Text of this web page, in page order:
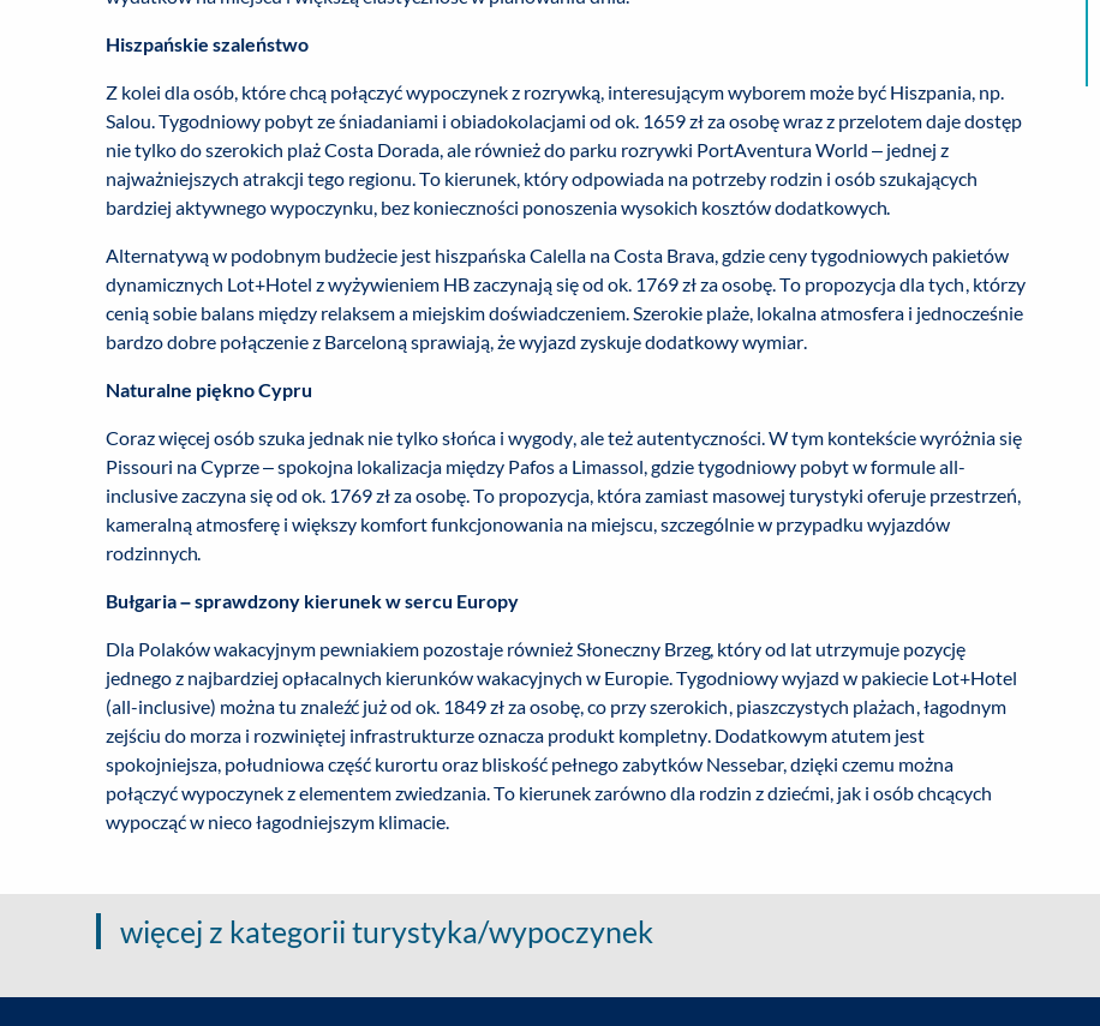
Hiszpańskie szaleństwo
Z kolei dla osób, które chcą połączyć wypoczynek z rozrywką, interesującym wyborem może być Hiszpania, np.
Salou. Tygodniowy pobyt ze śniadaniami i obiadokolacjami od ok. 1659 zł za osobę wraz z przelotem daje dostęp
nie tylko do szerokich plaż Costa Dorada, ale również do parku rozrywki PortAventura World – jednej z
najważniejszych atrakcji tego regionu. To kierunek, który odpowiada na potrzeby rodzin i osób szukających
bardziej aktywnego wypoczynku, bez konieczności ponoszenia wysokich kosztów dodatkowych.
Alternatywą w podobnym budżecie jest hiszpańska Calella na Costa Brava, gdzie ceny tygodniowych pakietów
dynamicznych Lot+Hotel z wyżywieniem HB zaczynają się od ok. 1769 zł za osobę. To propozycja dla tych, którzy
cenią sobie balans między relaksem a miejskim doświadczeniem. Szerokie plaże, lokalna atmosfera i jednocześnie
bardzo dobre połączenie z Barceloną sprawiają, że wyjazd zyskuje dodatkowy wymiar.
Naturalne piękno Cypru
Coraz więcej osób szuka jednak nie tylko słońca i wygody, ale też autentyczności. W tym kontekście wyróżnia się
Pissouri na Cyprze – spokojna lokalizacja między Pafos a Limassol, gdzie tygodniowy pobyt w formule all-
inclusive zaczyna się od ok. 1769 zł za osobę. To propozycja, która zamiast masowej turystyki oferuje przestrzeń,
kameralną atmosferę i większy komfort funkcjonowania na miejscu, szczególnie w przypadku wyjazdów
rodzinnych.
Bułgaria – sprawdzony kierunek w sercu Europy
Dla Polaków wakacyjnym pewniakiem pozostaje również Słoneczny Brzeg, który od lat utrzymuje pozycję
jednego z najbardziej opłacalnych kierunków wakacyjnych w Europie. Tygodniowy wyjazd w pakiecie Lot+Hotel
(all-inclusive) można tu znaleźć już od ok. 1849 zł za osobę, co przy szerokich, piaszczystych plażach, łagodnym
zejściu do morza i rozwiniętej infrastrukturze oznacza produkt kompletny. Dodatkowym atutem jest
spokojniejsza, południowa część kurortu oraz bliskość pełnego zabytków Nessebar, dzięki czemu można
połączyć wypoczynek z elementem zwiedzania. To kierunek zarówno dla rodzin z dziećmi, jak i osób chcących
wypocząć w nieco łagodniejszym klimacie.
więcej z kategorii turystyka/wypoczynek